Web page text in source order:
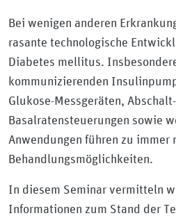
Bei wenigen anderen
rasante technologische
Diabetes mellitus.
kommunizierenden
Glukose-Messgeräten,
Basalratensteuerungen sowie
Anwendungen führen zu immer
Behandlungsmöglichkeiten.
In diesem Seminar vermitteln
Informationen zum Stand der